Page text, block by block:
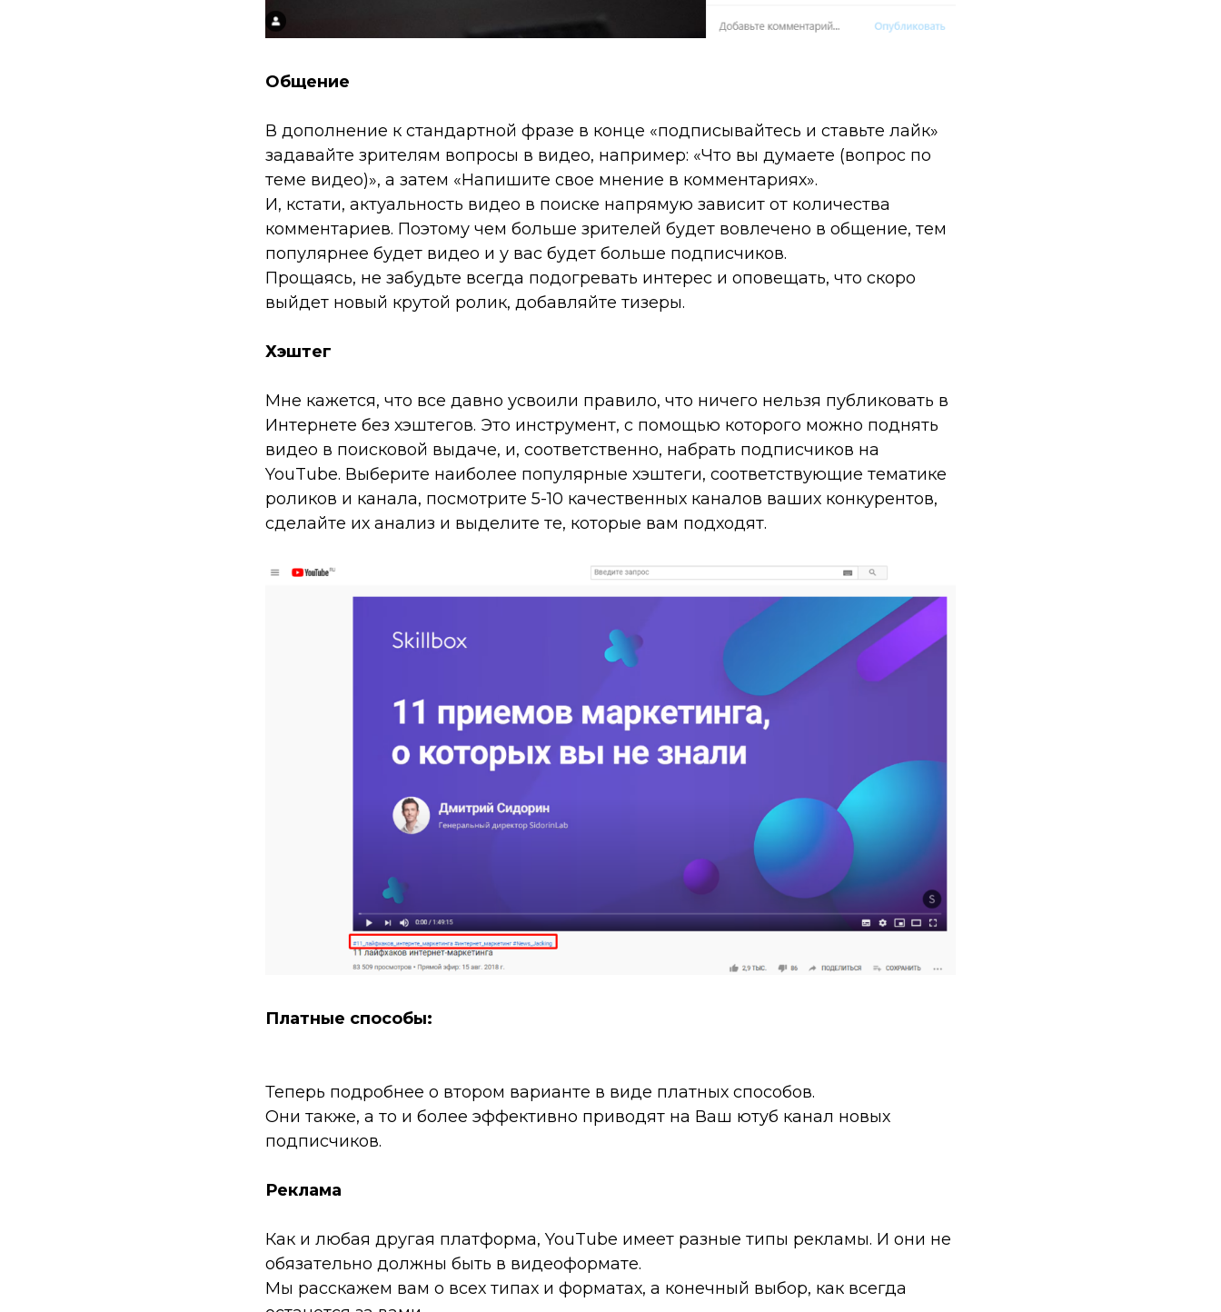
Общение
В дополнение к стандартной фразе в конце «подписывайтесь и ставьте лайк»
задавайте зрителям вопросы в видео, например: «Что вы думаете (вопрос по
теме видео)», а затем «Напишите свое мнение в комментариях».
И, кстати, актуальность видео в поиске напрямую зависит от количества
комментариев. Поэтому чем больше зрителей будет вовлечено в общение, тем
популярнее будет видео и у вас будет больше подписчиков.
Прощаясь, не забудьте всегда подогревать интерес и оповещать, что скоро
выйдет новый крутой ролик, добавляйте тизеры.
Хэштег
Мне кажется, что все давно усвоили правило, что ничего нельзя публиковать в
Интернете без хэштегов. Это инструмент, с помощью которого можно поднять
видео в поисковой выдаче, и, соответственно, набрать подписчиков на
YouTube. Выберите наиболее популярные хэштеги, соответствующие тематике
роликов и канала, посмотрите 5-10 качественных каналов ваших конкурентов,
сделайте их анализ и выделите те, которые вам подходят.
Платные способы:
Теперь подробнее о втором варианте в виде платных способов.
Они также, а то и более эффективно приводят на Ваш ютуб канал новых
подписчиков.
Реклама
Как и любая другая платформа, YouTube имеет разные типы рекламы. И они не
обязательно должны быть в видеоформате.
Мы расскажем вам о всех типах и форматах, а конечный выбор, как всегда